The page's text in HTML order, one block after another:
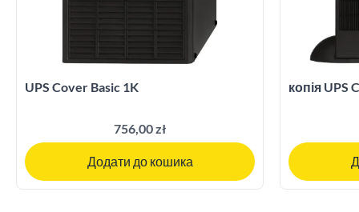
UPS Cover Basic 1K
756,00 zł
Додати до кошика
копія UPS